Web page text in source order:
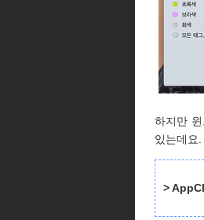
하지만
있는데요
>